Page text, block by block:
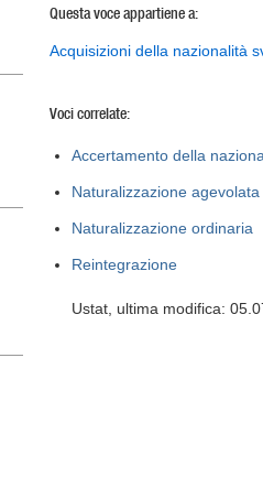
Questa voce appartiene a:
Acquisizioni della nazionalità
Voci correlate:
Accertamento della
Naturalizzazione agevolata
Naturalizzazione ordinaria
Reintegrazione
Ustat, ultima modifica: